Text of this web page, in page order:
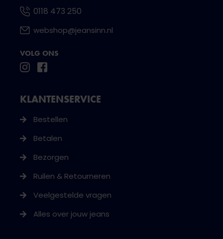
0118 473 250
webshop@jeansinn.nl
VOLG ONS
KLANTENSERVICE
Bestellen
Betalen
Bezorgen
Ruilen & Retourneren
Veelgestelde vragen
Alles over jouw jeans